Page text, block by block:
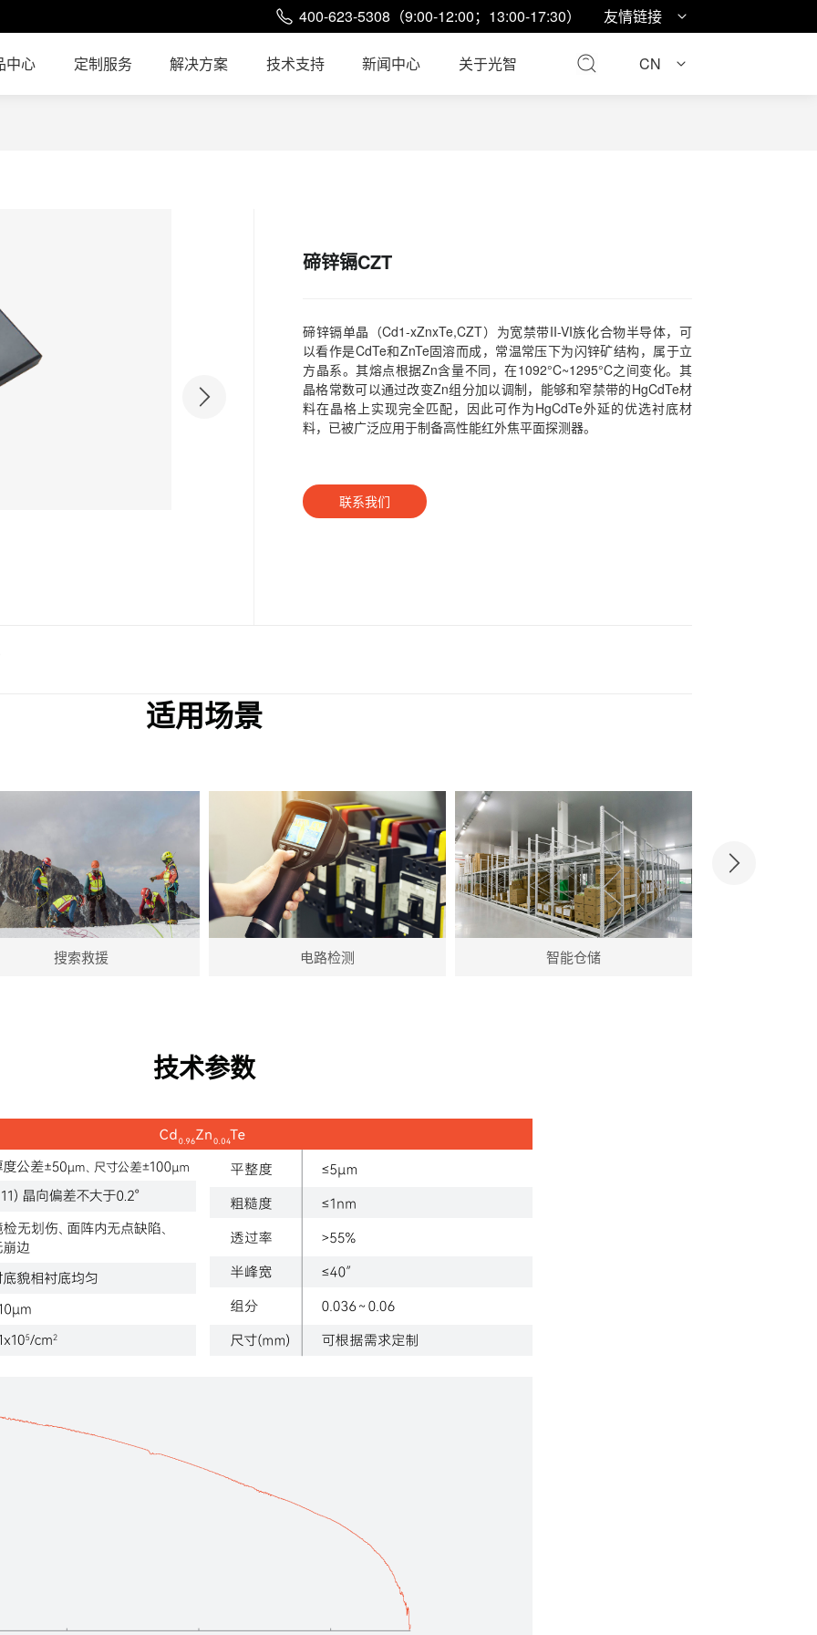
400-623-5308（9:00-12:00；13:00-17:30） 友情链接
中心 定制服务 解决方案 技术支持 新闻中心 关于光智 CN
碲锌镉CZT
碲锌镉单晶（Cd1-xZnxTe,CZT）为宽禁带II-VI族化合物半导体，可
以看作是CdTe和ZnTe固溶而成，常温常压下为闪锌矿结构，属于立
方晶系。其熔点根据Zn含量不同，在1092°C~1295°C之间变化。其
晶格常数可以通过改变Zn组分加以调制，能够和窄禁带的HgCdTe材
料在晶格上实现完全匹配，因此可作为HgCdTe外延的优选衬底材
料，已被广泛应用于制备高性能红外焦平面探测器。
联系我们
适用场景
搜索救援 电路检测 智能仓储
技术参数